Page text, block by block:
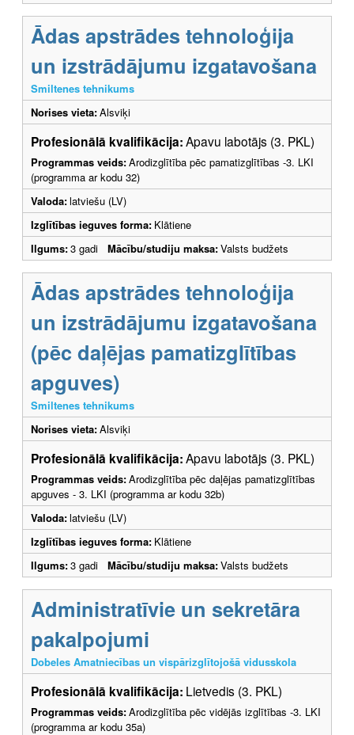
Ādas apstrādes tehnoloģija
un izstrādājumu izgatavošana
Smiltenes tehnikums
Norises vieta:Alsviķi
Profesionālā kvalifikācija:Apavu labotājs (3. PKL)
Programmas veids:Arodizglītība pēc pamatizglītības -3. LKI
(programma ar kodu 32)
Valoda:latviešu (LV)
Izglītības ieguves forma: Klātiene
Ilgums:3 gadi Mācību/studiju maksa:Valsts budžets
Ādas apstrādes tehnoloģija
un izstrādājumu izgatavošana
(pēc daļējas pamatizglītības
apguves)
Smiltenes tehnikums
Norises vieta:Alsviķi
Profesionālā kvalifikācija:Apavu labotājs (3. PKL)
Programmas veids:Arodizglītība pēc daļējas pamatizglītības
apguves - 3. LKI (programma ar kodu 32b)
Valoda:latviešu (LV)
Izglītības ieguves forma: Klātiene
Ilgums:3 gadi Mācību/studiju maksa:Valsts budžets
Administratīvie un sekretāra
pakalpojumi
Dobeles Amatniecības un vispārizglītojošā vidusskola
Profesionālā kvalifikācija: Lietvedis (3. PKL)
Programmas veids:Arodizglītība pēc vidējās izglītības -3. LKI
(programma ar kodu 35a)